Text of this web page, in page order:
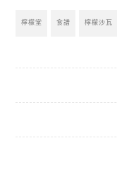
檸檬堂 食譜 檸檬沙瓦